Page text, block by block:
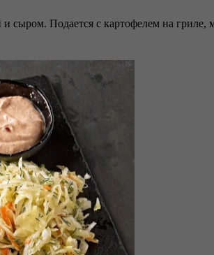
сыром. Подается с картофелем на